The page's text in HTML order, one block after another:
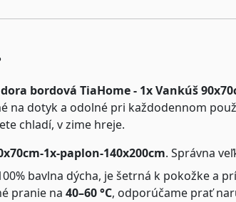
bordová TiaHome - 1x Vankúš
na dotyk a odolné pri každodennom
chladí, v zime hreje.
1x-paplon-140x200cm. Správna
bavlna dýcha, je šetrná k pokožke a
pranie na 40–60 °C, odporúčame prať